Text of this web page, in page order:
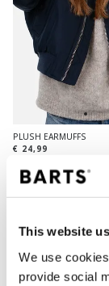
This website
We use
provide social
PLUSH EARMUFFS
€ 24,99